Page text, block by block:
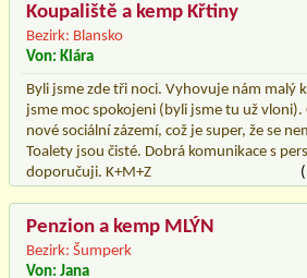
Koupaliště a kemp Křtiny
Bezirk: Blansko
Von: Klára
Byli jsme zde tři noci. Vyhovuje nám malý
jsme moc spokojeni (byli jsme tu už vloni).
nové sociální zázemí, což je super, že se
Toalety jsou čisté. Dobrá komunikace s
doporučuji. K+M+Z
Penzion a kemp MLÝN
Bezirk: Šumperk
Von: Jana